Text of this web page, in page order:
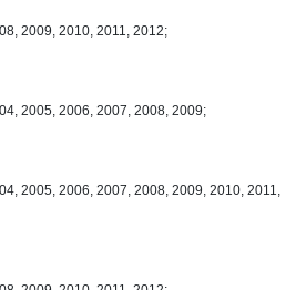
2009, 2010, 2011, 2012;
2005, 2006, 2007, 2008, 2009;
2005, 2006, 2007, 2008, 2009, 2010, 2011,